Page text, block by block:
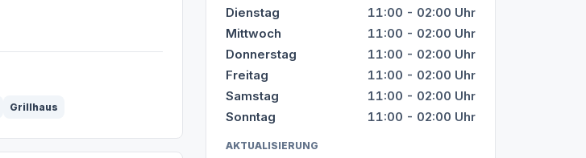
Grillhaus
Dienstag
11:00 - 02:00 Uhr
Mittwoch
11:00 - 02:00 Uhr
Donnerstag
11:00 - 02:00 Uhr
Freitag
11:00 - 02:00 Uhr
Samstag
11:00 - 02:00 Uhr
Sonntag
11:00 - 02:00 Uhr
AKTUALISIERUNG